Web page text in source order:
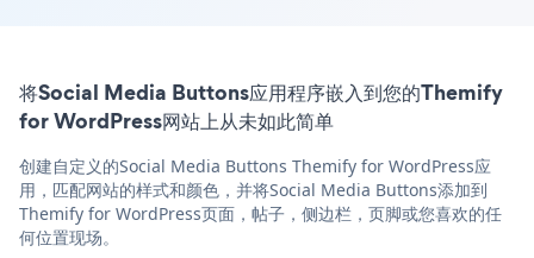
将Social Media Buttons应用程序嵌入到您的Themify
for WordPress网站上从未如此简单
创建自定义的Social Media Buttons Themify for WordPress应
用，匹配网站的样式和颜色，并将Social Media Buttons添加到
Themify for WordPress页面，帖子，侧边栏，页脚或您喜欢的任
何位置现场。